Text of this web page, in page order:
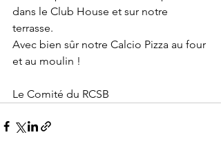
dans le Club House et sur notre
terrasse.
Avec bien sûr notre Calcio Pizza au four
et au moulin !
Le Comité du RCSB